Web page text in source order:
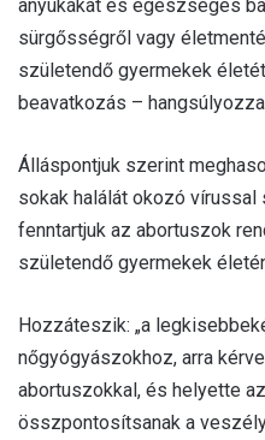
anyukákat és egészséges
sürgősségről vagy
születendő gyermekek
beavatkozás –
Álláspontjuk szerint
sokak halálát okozó vírussal
fenntartjuk az abortuszok
születendő gyermekek
Hozzáteszik: „a
nőgyógyászokhoz, arra
abortuszokkal, és helyette
összpontosítsanak a